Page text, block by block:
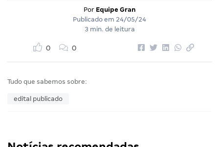
Por Equipe Gran
Publicado em 24/05/24
3 min. de leitura
0 0
Tudo que sabemos sobre:
edital publicado